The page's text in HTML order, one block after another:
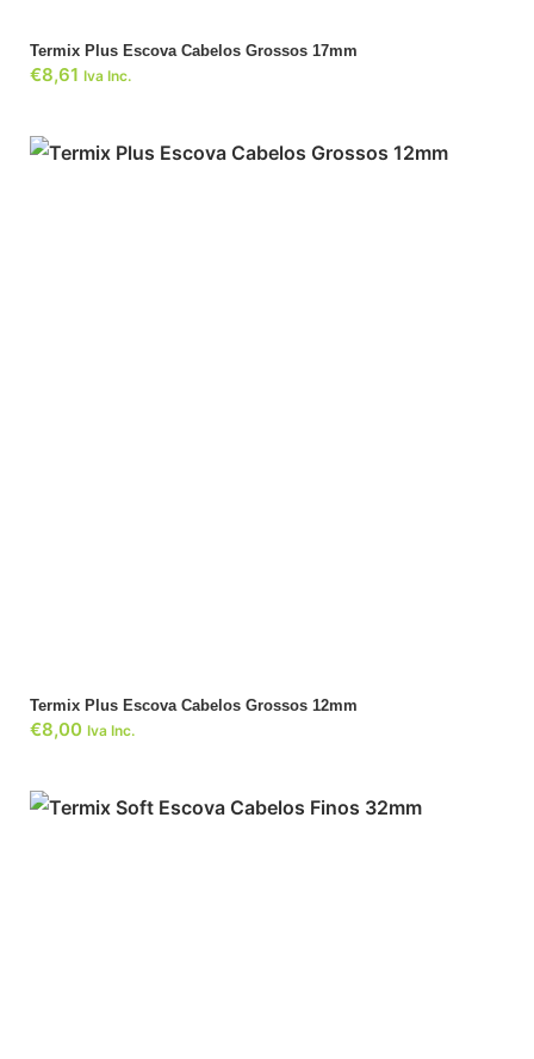
Termix Plus Escova Cabelos Grossos 17mm
€8,61 Iva Inc.
Termix Plus Escova Cabelos Grossos 12mm
€8,00 Iva Inc.